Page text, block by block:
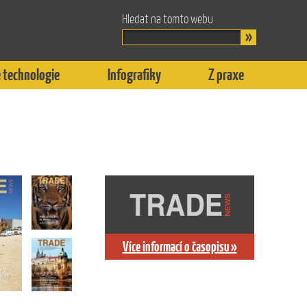
Hledat na tomto webu
technologie Infografiky Z praxe
Více informací o časopisu »